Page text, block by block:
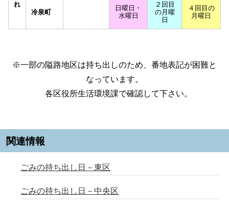
れ
冷泉町
日曜日・
水曜日
２回目
の月曜
日
４回目の
月曜日
※一部の隘路地区は持ち出しのため、番地表記が困難と
なっています。
各区役所生活環境課で確認して下さい。
関連情報
ごみの持ち出し日－東区
ごみの持ち出し日－中央区